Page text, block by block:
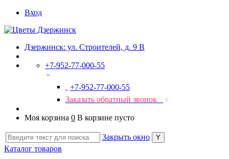
Вход
Дзержинск: ул. Строителей, д. 9 В
+7-952-77-000-55
+7-952-77-000-55
Заказать обратный звонок
Моя корзина 0 В корзине пусто
Закрыть окно
Каталог товаров